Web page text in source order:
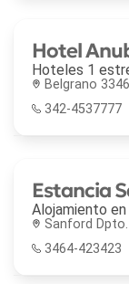
Hotel
Hoteles 1
Belgrano 3346
342-4537777
Estancia
Alojamiento
Sanford
3464-423423